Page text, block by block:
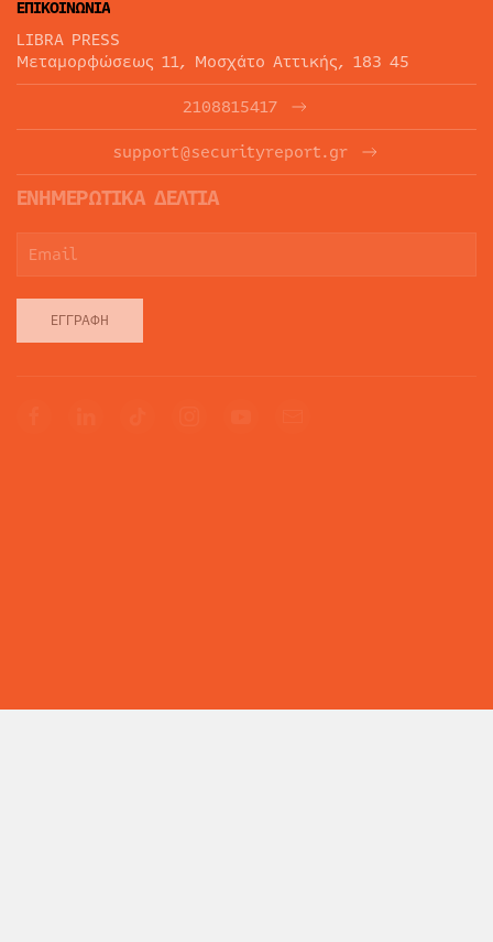
ΕΠΙΚΟΙΝΩΝΙΑ
LIBRA PRESS
Μεταμορφώσεως 11, Μοσχάτο Αττικής, 183 45
2108815417
support@securityreport.gr
ΕΝΗΜΕΡΩΤΙΚΑ ΔΕΛΤΙΑ
ΕΓΓΡΑΦΉ